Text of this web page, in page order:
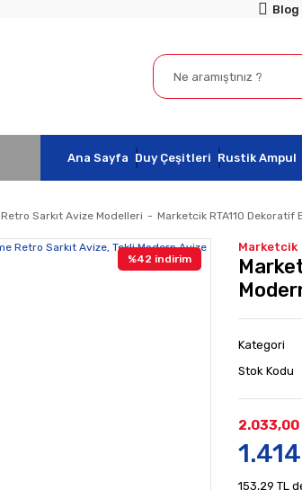
Blog
Ana Sayfa Duy Çeşitleri Rustik Ampul
Retro Sarkıt Avize Modelleri Marketcik RTA110 Dekoratif
%42 indirim
Marketcik
Kategori
Stok Kodu
2.033,00
153,29 TL